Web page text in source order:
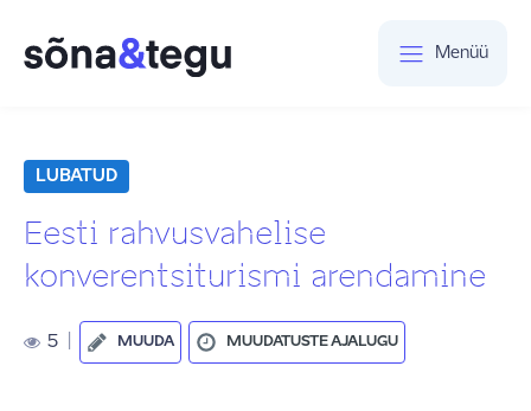
Menüü
LUBATUD
Eesti rahvusvahelise
konverentsiturismi arendamine
5 MUUDA MUUDATUSTE AJALUGU